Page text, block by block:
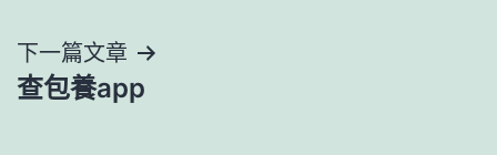
覽
下一篇文章
查包養app